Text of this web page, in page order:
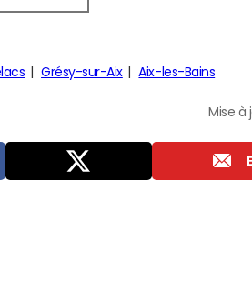
Grésy-sur-Aix Aix-les-Bains
Mise à